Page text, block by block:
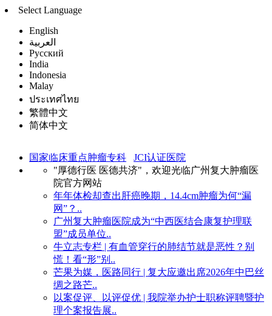
Select Language
English
العربية
Русский
India
Indonesia
Malay
ประเทศไทย
繁體中文
简体中文
国家临床重点肿瘤专科
JCI认证医院
"厚德行医 医德共济"，欢迎光临广州复大肿瘤医
院官方网站
年年体检却查出肝癌晚期，14.4cm肿瘤为何“漏
网”？..
广州复大肿瘤医院成为“中西医结合康复护理联
盟”成员单位..
牛立志专栏 | 有血管穿行的肺结节就是恶性？别
慌！看“形”别..
芒果为媒，医路同行 | 复大应邀出席2026年中巴丝
绸之路芒..
以案促评、以评促优 | 我院举办护士职称评聘暨护
理个案报告展..